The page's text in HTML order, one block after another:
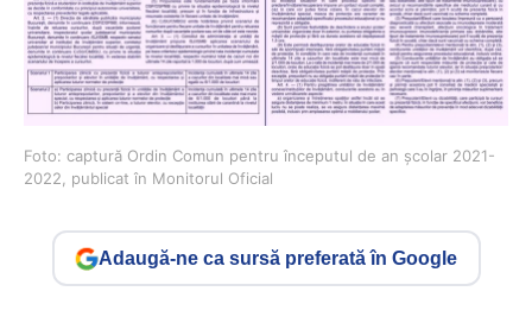
Foto: captură Ordin Comun pentru începutul de an școlar 2021-
2022, publicat în Monitorul Oficial
Adaugă-ne ca sursă preferată în Google